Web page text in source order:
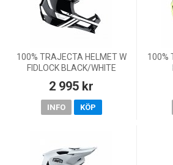
100% TRAJECTA HELMET W
FIDLOCK BLACK/WHITE
2 995 kr
INFO KÖP
100%